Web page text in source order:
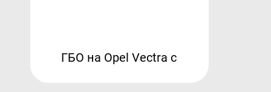
ГБО на Opel Vectra c